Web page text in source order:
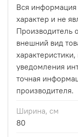
Вся информация
характер и не
Производитель
внешний вид
уведомления
точная
производителя.
Ширина, см
80